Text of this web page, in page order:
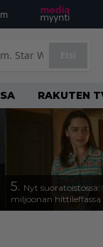
RAKUTEN
5. Nyt
miljoonan hittileffassa